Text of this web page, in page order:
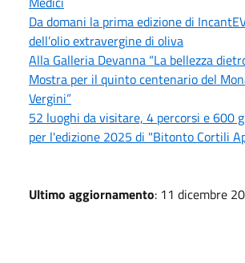
Da domani la prima edizione di
dell’olio extravergine di oliva
Alla Galleria Devanna “La bellezza
Mostra per il quinto centenario del
Vergini”
52 luoghi da visitare, 4 percorsi e 600
per l'edizione 2025 di "Bitonto Cortili
Ultimo aggiornamento: 11 dicembre